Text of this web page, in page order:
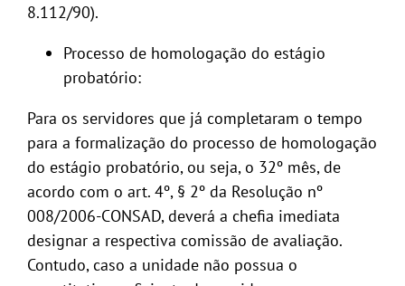
8.112/90).
Processo de homologação do estágio
probatório:
Para os servidores que já completaram o tempo
para a formalização do processo de homologação
do estágio probatório, ou seja, o 32º mês, de
acordo com o art. 4º, § 2º da Resolução nº
008/2006-CONSAD, deverá a chefia imediata
designar a respectiva comissão de avaliação.
Contudo, caso a unidade não possua o